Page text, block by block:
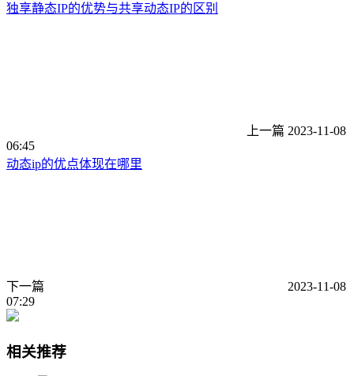
独享静态IP的优势与共享动态IP的区别
上一篇 2023-11-08
06:45
动态ip的优点体现在哪里
下一篇
2023-11-08
07:29
相关推荐